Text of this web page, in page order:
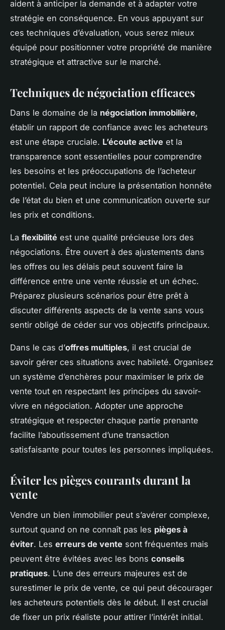
aident à anticiper la demande et à adapter votre
stratégie en conséquence. En vous appuyant sur
ces techniques d’évaluation, vous serez mieux
équipé pour positionner votre propriété de manière
stratégique et attractive sur le marché.
Techniques de négociation efficaces
Dans le domaine de la négociation immobilière,
établir un rapport de confiance avec les acheteurs
est une étape cruciale. L’écoute active et la
transparence sont essentielles pour comprendre
les besoins et les préoccupations de l’acheteur
potentiel. Cela peut inclure la présentation honnête
de l’état du bien et une communication ouverte sur
les prix et conditions.
La flexibilité est une qualité précieuse lors des
négociations. Être ouvert à des ajustements dans
les offres ou les délais peut souvent faire la
différence entre une vente réussie et un échec.
Préparez plusieurs scénarios pour être prêt à
discuter différents aspects de la vente sans vous
sentir obligé de céder sur vos objectifs principaux.
Dans le cas d’offres multiples, il est crucial de
savoir gérer ces situations avec habileté. Organisez
un système d’enchères pour maximiser le prix de
vente tout en respectant les principes du savoir-
vivre en négociation. Adopter une approche
stratégique et respecter chaque partie prenante
facilite l’aboutissement d’une transaction
satisfaisante pour toutes les personnes impliquées.
Éviter les pièges courants durant la
vente
Vendre un bien immobilier peut s’avérer complexe,
surtout quand on ne connaît pas les pièges à
éviter. Les erreurs de vente sont fréquentes mais
peuvent être évitées avec les bons conseils
pratiques. L’une des erreurs majeures est de
surestimer le prix de vente, ce qui peut décourager
les acheteurs potentiels dès le début. Il est crucial
de fixer un prix réaliste pour attirer l’intérêt initial.